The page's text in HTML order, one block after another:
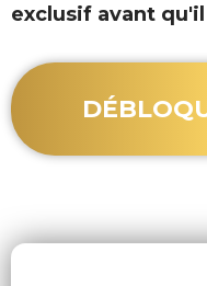
exclusif avant